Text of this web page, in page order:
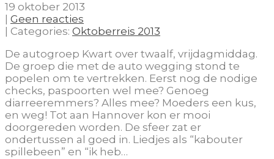
19 oktober 2013
Geen reacties
| Categories: Oktoberreis 2013
De autogroep Kwart over twaalf, vrijdagmiddag.
De groep die met de auto wegging stond te
popelen om te vertrekken. Eerst nog de nodige
checks, paspoorten wel mee? Genoeg
diarreeremmers? Alles mee? Moeders een kus,
en weg! Tot aan Hannover kon er mooi
doorgereden worden. De sfeer zat er
ondertussen al goed in. Liedjes als “kabouter
spillebeen” en “ik heb…